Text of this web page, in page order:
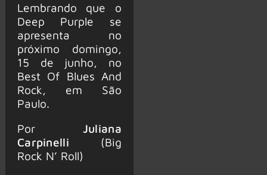
Lembrando que o
Deep Purple se
apresenta no
próximo domingo,
15 de junho, no
Best Of Blues And
Rock, em São
Paulo.
Por Juliana
Carpinelli (Big
Rock N’ Roll)